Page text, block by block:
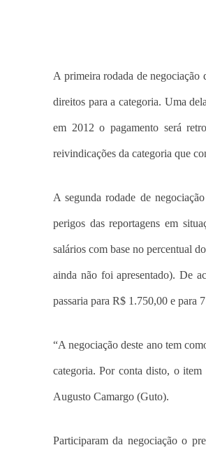
A primeira rodada de
direitos para a categoria. Uma
em 2012 o pagamento será
reivindicações da categoria que
A segunda rodade de
perigos das reportagens em
salários com base no percentual
ainda não foi apresentado). De
passaria para R$ 1.750,00 e para
“A negociação deste ano tem
categoria. Por conta disto, o item
Augusto Camargo (Guto).
Participaram da negociação o